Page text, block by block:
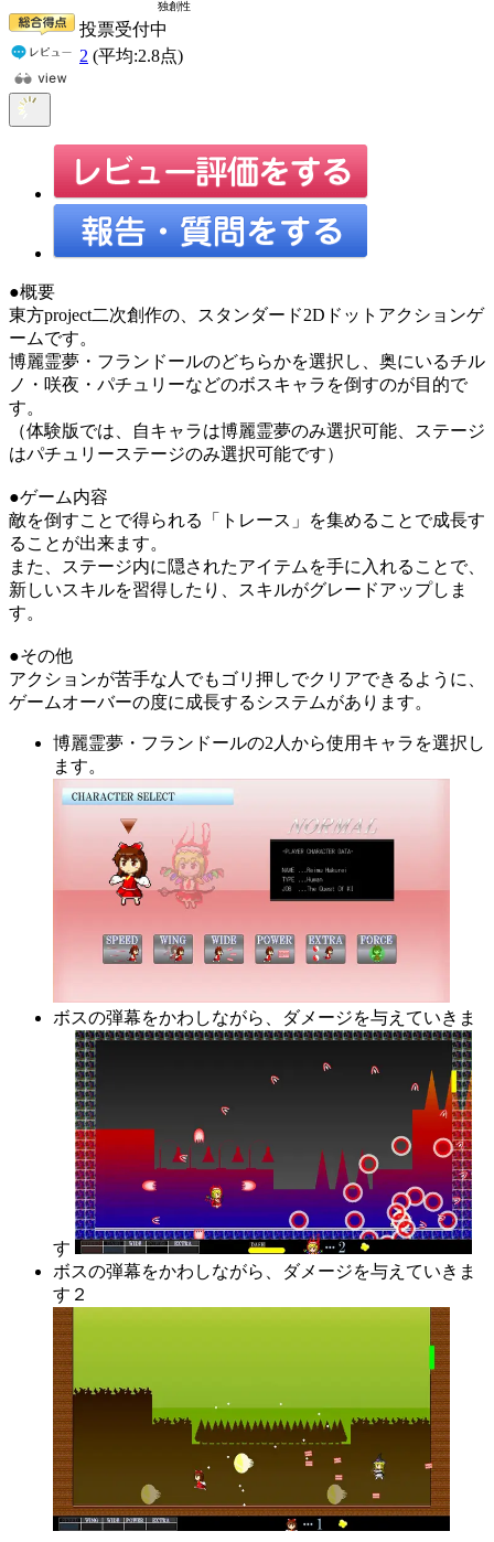
投票受付中
2 (平均:2.8点)
●概要
東方project二次創作の、スタンダード2Dドットアクションゲ
ームです。
博麗霊夢・フランドールのどちらかを選択し、奥にいるチル
ノ・咲夜・パチュリーなどのボスキャラを倒すのが目的で
す。
（体験版では、自キャラは博麗霊夢のみ選択可能、ステージ
はパチュリーステージのみ選択可能です）
●ゲーム内容
敵を倒すことで得られる「トレース」を集めることで成長す
ることが出来ます。
また、ステージ内に隠されたアイテムを手に入れることで、
新しいスキルを習得したり、スキルがグレードアップしま
す。
●その他
アクションが苦手な人でもゴリ押しでクリアできるように、
ゲームオーバーの度に成長するシステムがあります。
博麗霊夢・フランドールの2人から使用キャラを選択し
ます。
ボスの弾幕をかわしながら、ダメージを与えていきま
す
ボスの弾幕をかわしながら、ダメージを与えていきま
す２